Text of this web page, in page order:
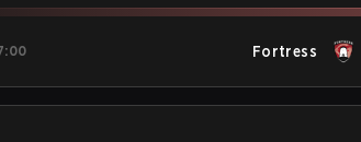
Fortress